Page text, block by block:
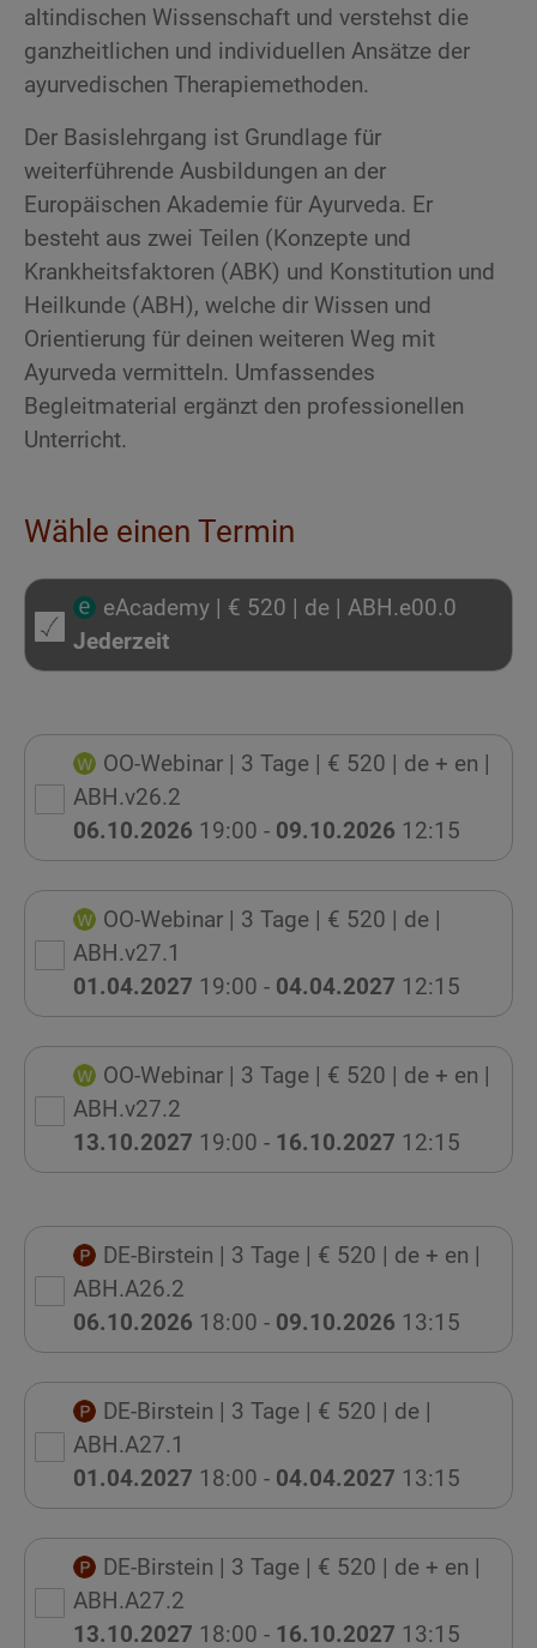
altindischen Wissenschaft und verstehst die
ganzheitlichen und individuellen Ansätze der
ayurvedischen Therapiemethoden.
Der Basislehrgang ist Grundlage für
weiterführende Ausbildungen an der
Europäischen Akademie für Ayurveda. Er
besteht aus zwei Teilen (Konzepte und
Krankheitsfaktoren (ABK) und Konstitution und
Heilkunde (ABH), welche dir Wissen und
Orientierung für deinen weiteren Weg mit
Ayurveda vermitteln. Umfassendes
Begleitmaterial ergänzt den professionellen
Unterricht.
Wähle einen Termin
eAcademy | € 520 | de | ABH.e00.0
Jederzeit
OO-Webinar | 3 Tage | € 520 | de + en |
ABH.v26.2
06.10.2026 19:00 - 09.10.2026 12:15
OO-Webinar | 3 Tage | € 520 | de |
ABH.v27.1
01.04.2027 19:00 - 04.04.2027 12:15
OO-Webinar | 3 Tage | € 520 | de + en |
ABH.v27.2
13.10.2027 19:00 - 16.10.2027 12:15
DE-Birstein | 3 Tage | € 520 | de + en |
ABH.A26.2
06.10.2026 18:00 - 09.10.2026 13:15
DE-Birstein | 3 Tage | € 520 | de |
ABH.A27.1
01.04.2027 18:00 - 04.04.2027 13:15
DE-Birstein | 3 Tage | € 520 | de + en |
ABH.A27.2
13.10.2027 18:00 - 16.10.2027 13:15